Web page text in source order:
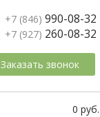
+7 (846) 990-08-32
+7 (927) 260-08-32
Заказать звонок
0